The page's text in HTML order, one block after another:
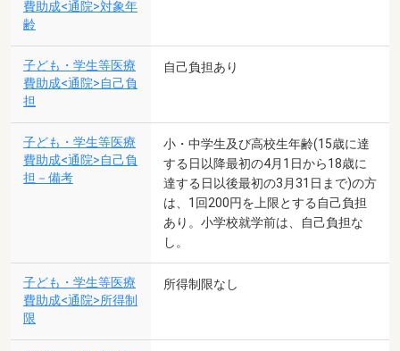
費助成<通院>対象年
齢
子ども・学生等医療
費助成<通院>自己負
担
自己負担あり
子ども・学生等医療
費助成<通院>自己負
担－備考
小・中学生及び高校生年齢(15歳に達
する日以降最初の4月1日から18歳に
達する日以後最初の3月31日まで)の方
は、1回200円を上限とする自己負担
あり。小学校就学前は、自己負担な
し。
子ども・学生等医療
費助成<通院>所得制
限
所得制限なし